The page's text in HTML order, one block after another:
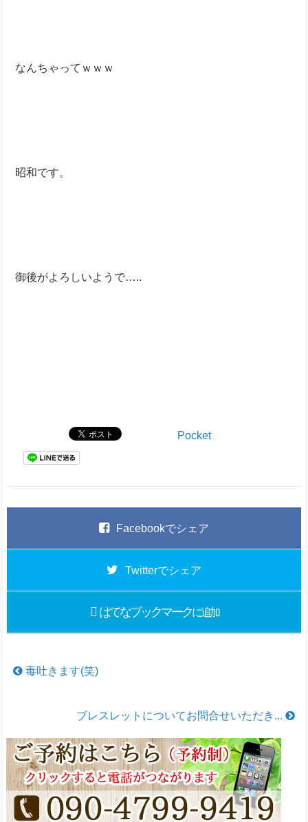
なんちゃってｗｗｗ
昭和です。
御後がよろしいようで…..
Pocket
Facebookでシェア
Twitterでシェア
はてなブックマークに追加
毒吐きます(笑)
ブレスレットについてお問合せいただき...